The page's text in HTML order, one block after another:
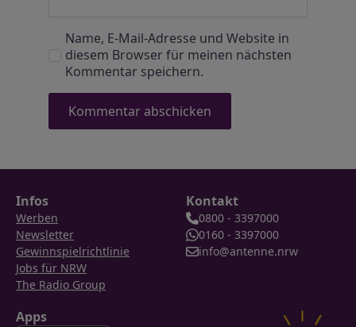
Name, E-Mail-Adresse und Website in
diesem Browser für meinen nächsten
Kommentar speichern.
Infos
Werben
Newsletter
Gewinnspielrichtlinie
Jobs für NRW
The Radio Group
Kontakt
0800 - 3397000
0160 - 3397000
info@antenne.nrw
Apps